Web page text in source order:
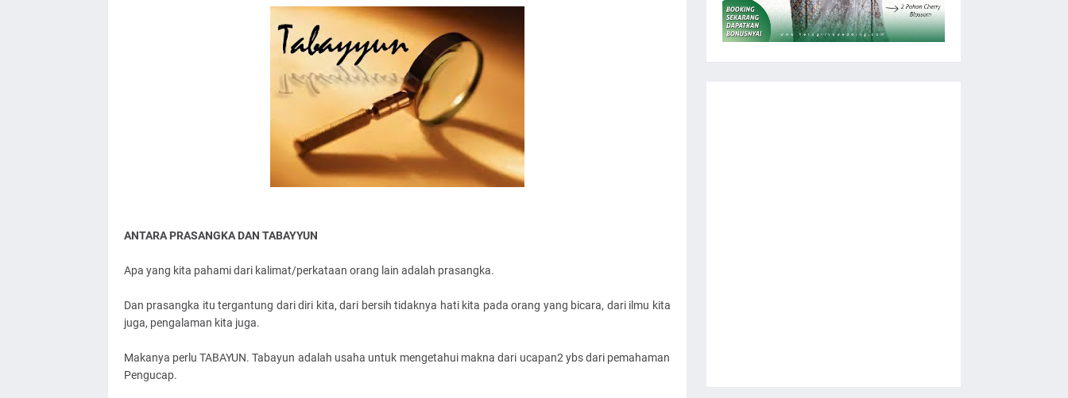
ANTARA PRASANGKA DAN TABAYYUN
Apa yang kita pahami dari kalimat/perkataan orang lain adalah prasangka.
Dan prasangka itu tergantung dari diri kita, dari bersih tidaknya hati kita pada orang yang bicara, dari ilmu kita
juga, pengalaman kita juga.
Makanya perlu TABAYUN. Tabayun adalah usaha untuk mengetahui makna dari ucapan2 ybs dari pemahaman
Pengucap.